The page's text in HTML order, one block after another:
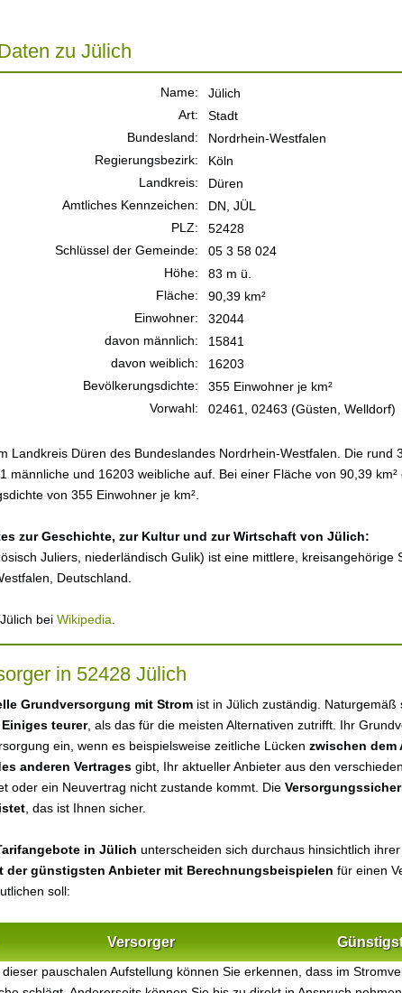
zu Jülich
Name:
Jülich
Art:
Stadt
Bundesland:
Nordrhein-Westfalen
Regierungsbezirk:
Köln
Landkreis:
Düren
Amtliches Kennzeichen:
DN, JÜL
PLZ:
52428
Schlüssel der Gemeinde:
05 3 58 024
Höhe:
83 m ü.
Fläche:
90,39 km²
Einwohner:
32044
davon männlich:
15841
davon weiblich:
16203
Bevölkerungsdichte:
355 Einwohner je km²
Vorwahl:
02461, 02463 (Güsten, Welldorf)
Landkreis Düren des Bundeslandes Nordrhein-Westfalen. Die rund
männliche und 16203 weibliche auf. Bei einer Fläche von 90,39
von 355 Einwohner je km².
zur Geschichte, zur Kultur und zur Wirtschaft von Jülich:
Juliers, niederländisch Gulik) ist eine mittlere, kreisangehörige
Deutschland.
bei Wikipedia
in 52428 Jülich
Grundversorgung mit Strom ist in Jülich zuständig. Naturgemäß
teurer, als das für die meisten Alternativen zutrifft. Ihr
ein, wenn es beispielsweise zeitliche Lücken zwischen dem
anderen Vertrages gibt, Ihr aktueller Anbieter aus den
oder ein Neuvertrag nicht zustande kommt. Die
, das ist Ihnen sicher.
in Jülich unterscheiden sich durchaus hinsichtlich
der günstigsten Anbieter mit Berechnungsbeispielen für einen
soll:
Versorger
pauschalen Aufstellung können Sie erkennen, dass im